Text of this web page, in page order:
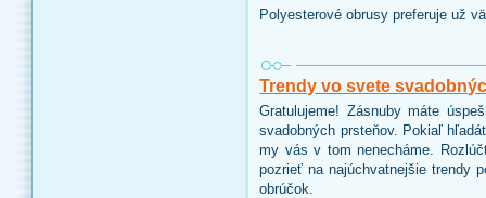
Polyesterové obrusy preferuje už
Trendy vo svete
Gratulujeme! Zásnuby máte
svadobných prsteňov. Pokiaľ
my vás v tom nenecháme.
pozrieť na najúchvatnejšie trendy
obrúčok.